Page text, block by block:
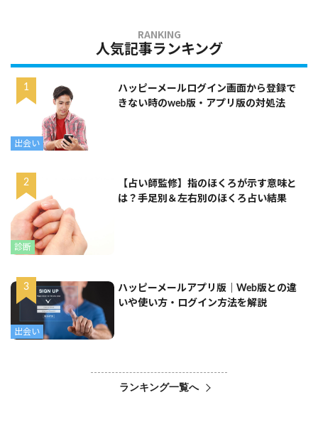
人気記事ランキング
出会い
ハッピーメールログイン画面から登録で
きない時のweb版・アプリ版の対処法
診断
【占い師監修】指のほくろが示す意味と
は？手足別＆左右別のほくろ占い結果
出会い
ハッピーメールアプリ版｜Web版との違
いや使い方・ログイン方法を解説
ランキング一覧へ